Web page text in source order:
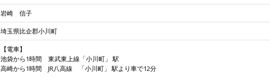
岩崎 信子
埼玉県比企郡小川町
【電車】
池袋から1時間 東武東上線「小川町」 駅
高崎から1時間 JR八高線 「小川町」 駅より車で12分